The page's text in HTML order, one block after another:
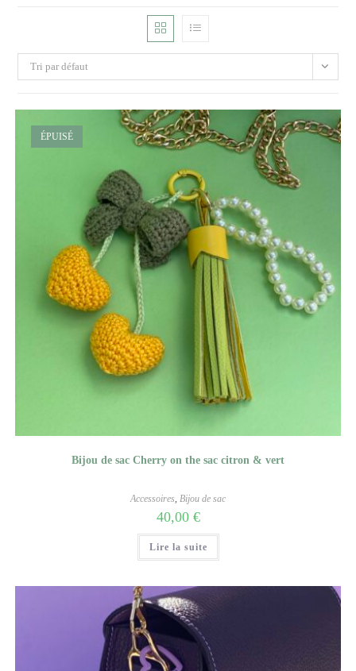
Tri par défaut
ÉPUISÉ
Bijou de sac Cherry on the sac citron & vert
Accessoires Bijou de sac
40,00 €
Lire la suite